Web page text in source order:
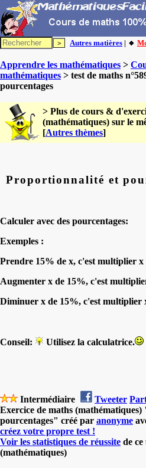
Autres matières | 🔸
Apprendre les mathématiques >
mathématiques > test de maths
pourcentages
> Plus de cours &
(mathématiques) sur le
[Autres thèmes]
Proportionnalité et
Calculer avec des pourcentages:
Exemples :
Prendre 15% de x, c'est multiplier x
Augmenter x de 15%, c'est
Diminuer x de 15%, c'est multiplier
Conseil: Utilisez la calculatrice.
Intermédiaire Tweeter
Exercice de maths
pourcentages" créé par anonyme
créez votre propre test !
Voir les statistiques de réussite de ce
(mathématiques)